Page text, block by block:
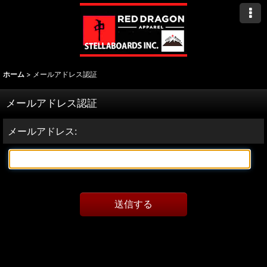
ホーム > メールアドレス認証
メールアドレス認証
メールアドレス:
送信する